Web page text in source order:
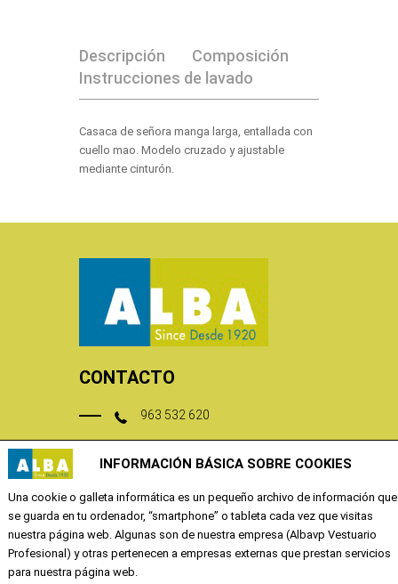
Descripción
Composición
Instrucciones de lavado
Casaca de señora manga larga, entallada con
cuello mao. Modelo cruzado y ajustable
mediante cinturón.
CONTACTO
963 532 620
tienda@albavp.com
Calle Quevedo 6
46001 Valencia
EMPRESA
INFORMACIÓN BÁSICA SOBRE COOKIES
Una cookie o galleta informática es un pequeño archivo de información que
se guarda en tu ordenador, “smartphone” o tableta cada vez que visitas
nuestra página web. Algunas son de nuestra empresa (Albavp Vestuario
Profesional) y otras pertenecen a empresas externas que prestan servicios
para nuestra página web.